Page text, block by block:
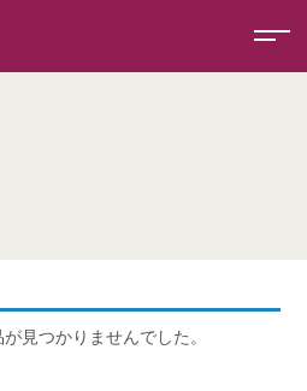
見つかりませんでした。